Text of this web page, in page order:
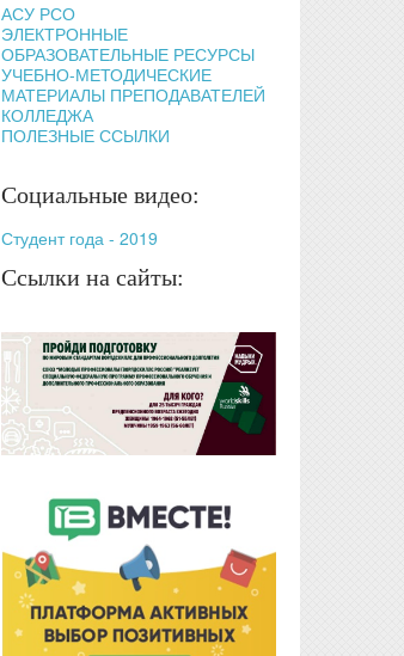
АСУ РСО
ЭЛЕКТРОННЫЕ
ОБРАЗОВАТЕЛЬНЫЕ РЕСУРСЫ
УЧЕБНО-МЕТОДИЧЕСКИЕ
МАТЕРИАЛЫ ПРЕПОДАВАТЕЛЕЙ
КОЛЛЕДЖА
ПОЛЕЗНЫЕ ССЫЛКИ
Социальные видео:
Студент года - 2019
Ссылки на сайты: